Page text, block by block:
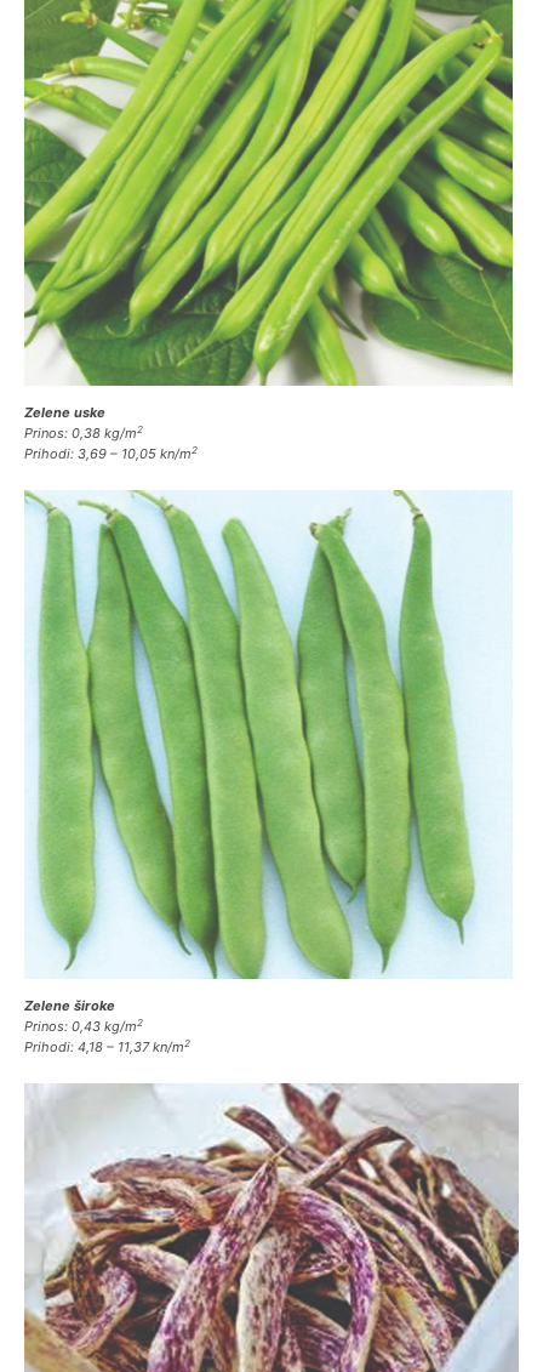
Zelene uske
Prinos: 0,38 kg/m 2
Prihodi: 3,69 – 10,05 kn/m 2
Zelene široke
Prinos: 0,43 kg/m 2
Prihodi: 4,18 – 11,37 kn/m 2